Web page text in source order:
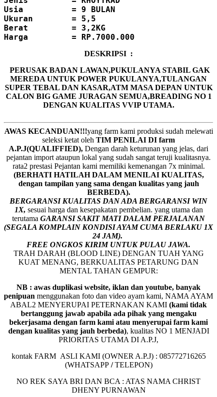
Usia          = 9 BULAN
Ukuran        = 5,5
Berat         = 3,2KG
DESKRIPSI :
PERUSAK BADAN LAWAN,PUKULANYA STABIL GAK
MEREDA UNTUK POWER PUKULANYA,TULANGAN
SUPER TEBAL DAN KASAR,ATM MASA DEPAN UNTUK
CALON BIG GAME JURAGAN SEMUA,BREADING NO 1
DENGAN KUALITAS VVIP UTAMA.
AWAS KECANDUAN!!!yang farm kami produksi sudah melewati
seleksi ketat oleh TIM PENILAI DI farm
A.P.J(QUALIFFIED), Dengan darah keturunan yang jelas, dari
pejantan import ataupun lokal yang sudah sangat teruji kualitasnya.
rata2 prestasi Pejantan kami memiliki kemenangan 7x minimal.
(BERHATI HATILAH DALAM MENILAI KUALITAS,
dengan tampilan yang sama dengan kualitas yang jauh
BERBEDA).
BERGARANSI KUALITAS DAN ADA BERGARANSI WIN
1X, sesuai harga dan kesepakatan pembelian. yang utama dan
terutama GARANSI SAKIT MATI DALAM PERJALANAN
(SEGALA KOMPLAIN KONDISI AYAM CUMA BERLAKU 1X
24 JAM).
FREE ONGKOS KIRIM UNTUK PULAU JAWA.
TRAH DARAH (BLOOD LINE) DENGAN TUAH YANG
KUAT MENANG, BERKUALITAS PETARUNG DAN
MENTAL TAHAN GEMPUR:
NB : awas duplikasi website, iklan dan youtube, banyak
penipuan menggunakan foto dan video ayam kami, NAMA AYAM
ABAL2 MENYERUPAI PETERNAKAN KAMI (kami tidak
bertanggung jawab apabila ada pihak yang mengaku
bekerjasama dengan farm kami atau menyerupai farm kami
dengan kualitas yang jauh berbeda), kualitas NO 1 MENJADI
PRIORITAS UTAMA DI A.P.J,
kontak FARM ASLI KAMI (OWNER A.P.J) : 085772716265
(WHATSAPP /TELEPON)
NO REK SAYA BRI DAN BCA : ATAS NAMA CHRIST
DHENY PURNAWAN